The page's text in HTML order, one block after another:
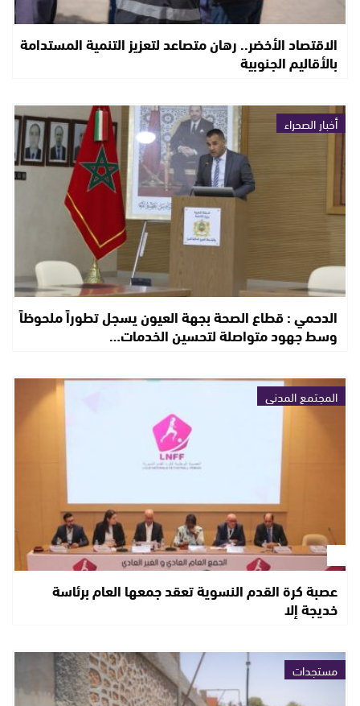
الاقتصاد الأخضر.. رهان متصاعد لتعزيز التنمية المستدامة
بالأقاليم الجنوبية
أخبار الصحراء
الدحمي : قطاع الصحة بجهة العيون يسجل تطوراً ملحوظاً
وسط جهود متواصلة لتحسين الخدمات…
المجتمع المدني
عصبة كرة القدم النسوية تعقد جمعها العام برئاسة
خديجة إلا
مستجدات